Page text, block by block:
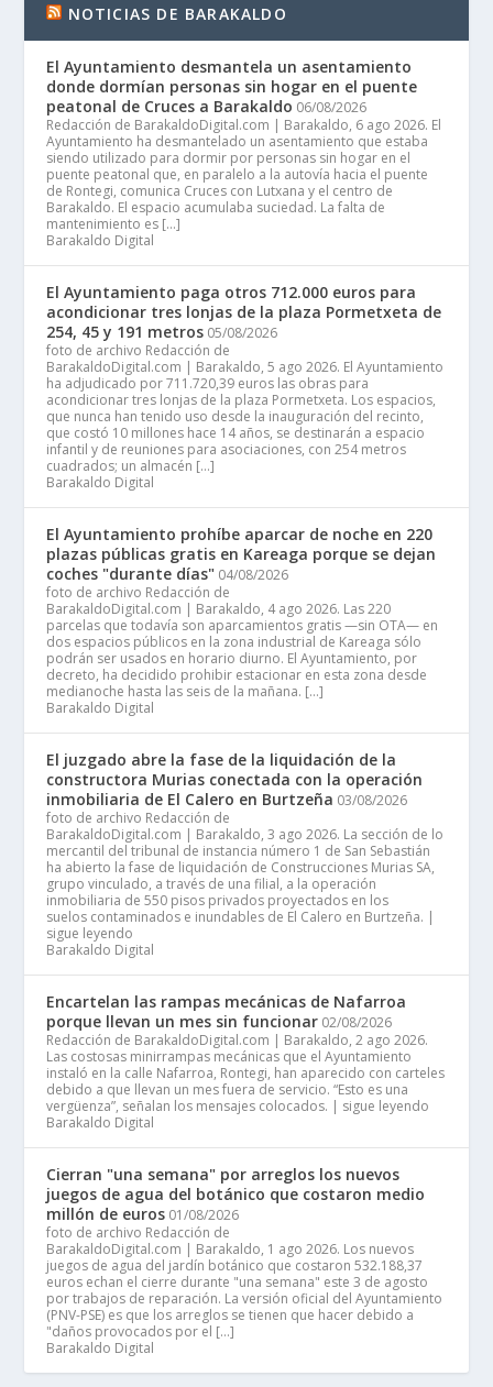
NOTICIAS DE BARAKALDO
El Ayuntamiento desmantela un asentamiento
donde dormían personas sin hogar en el puente
peatonal de Cruces a Barakaldo 06/08/2026
Redacción de BarakaldoDigital.com | Barakaldo, 6 ago 2026. El
Ayuntamiento ha desmantelado un asentamiento que estaba
siendo utilizado para dormir por personas sin hogar en el
puente peatonal que, en paralelo a la autovía hacia el puente
de Rontegi, comunica Cruces con Lutxana y el centro de
Barakaldo. El espacio acumulaba suciedad. La falta de
mantenimiento es […]
Barakaldo Digital
El Ayuntamiento paga otros 712.000 euros para
acondicionar tres lonjas de la plaza Pormetxeta de
254, 45 y 191 metros 05/08/2026
foto de archivo Redacción de
BarakaldoDigital.com | Barakaldo, 5 ago 2026. El Ayuntamiento
ha adjudicado por 711.720,39 euros las obras para
acondicionar tres lonjas de la plaza Pormetxeta. Los espacios,
que nunca han tenido uso desde la inauguración del recinto,
que costó 10 millones hace 14 años, se destinarán a espacio
infantil y de reuniones para asociaciones, con 254 metros
cuadrados; un almacén […]
Barakaldo Digital
El Ayuntamiento prohíbe aparcar de noche en 220
plazas públicas gratis en Kareaga porque se dejan
coches "durante días" 04/08/2026
foto de archivo Redacción de
BarakaldoDigital.com | Barakaldo, 4 ago 2026. Las 220
parcelas que todavía son aparcamientos gratis —sin OTA— en
dos espacios públicos en la zona industrial de Kareaga sólo
podrán ser usados en horario diurno. El Ayuntamiento, por
decreto, ha decidido prohibir estacionar en esta zona desde
medianoche hasta las seis de la mañana. […]
Barakaldo Digital
El juzgado abre la fase de la liquidación de la
constructora Murias conectada con la operación
inmobiliaria de El Calero en Burtzeña 03/08/2026
foto de archivo Redacción de
BarakaldoDigital.com | Barakaldo, 3 ago 2026. La sección de lo
mercantil del tribunal de instancia número 1 de San Sebastián
ha abierto la fase de liquidación de Construcciones Murias SA,
grupo vinculado, a través de una filial, a la operación
inmobiliaria de 550 pisos privados proyectados en los
suelos contaminados e inundables de El Calero en Burtzeña. |
sigue leyendo
Barakaldo Digital
Encartelan las rampas mecánicas de Nafarroa
porque llevan un mes sin funcionar 02/08/2026
Redacción de BarakaldoDigital.com | Barakaldo, 2 ago 2026.
Las costosas minirrampas mecánicas que el Ayuntamiento
instaló en la calle Nafarroa, Rontegi, han aparecido con carteles
debido a que llevan un mes fuera de servicio. “Esto es una
vergüenza”, señalan los mensajes colocados. | sigue leyendo
Barakaldo Digital
Cierran "una semana" por arreglos los nuevos
juegos de agua del botánico que costaron medio
millón de euros 01/08/2026
foto de archivo Redacción de
BarakaldoDigital.com | Barakaldo, 1 ago 2026. Los nuevos
juegos de agua del jardín botánico que costaron 532.188,37
euros echan el cierre durante "una semana" este 3 de agosto
por trabajos de reparación. La versión oficial del Ayuntamiento
(PNV-PSE) es que los arreglos se tienen que hacer debido a
"daños provocados por el […]
Barakaldo Digital